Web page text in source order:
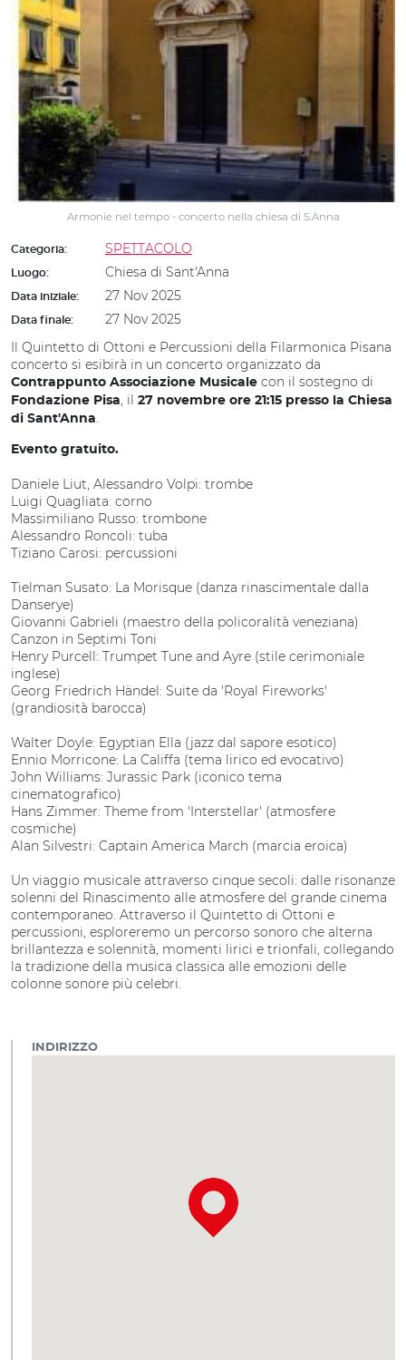
Armonie nel tempo - concerto nella chiesa di S.Anna
Categoria: SPETTACOLO
Luogo: Chiesa di Sant'Anna
Data iniziale: 27 Nov 2025
Data finale:
27 Nov 2025
Il Quintetto di Ottoni e Percussioni della Filarmonica Pisana
concerto si esibirà in un concerto organizzato da
Contrappunto Associazione Musicale con il sostegno di
Fondazione Pisa, il 27 novembre ore 21:15 presso la Chiesa
di Sant'Anna.
Evento gratuito.
Daniele Liut, Alessandro Volpi: trombe
Luigi Quagliata: corno
Massimiliano Russo: trombone
Alessandro Roncoli: tuba
Tiziano Carosi: percussioni
Tielman Susato: La Morisque (danza rinascimentale dalla
Danserye)
Giovanni Gabrieli (maestro della policoralità veneziana)
Canzon in Septimi Toni
Henry Purcell: Trumpet Tune and Ayre (stile cerimoniale
inglese)
Georg Friedrich Händel: Suite da 'Royal Fireworks'
(grandiosità barocca)
Walter Doyle: Egyptian Ella (jazz dal sapore esotico)
Ennio Morricone: La Califfa (tema lirico ed evocativo)
John Williams: Jurassic Park (iconico tema
cinematografico)
Hans Zimmer: Theme from 'Interstellar' (atmosfere
cosmiche)
Alan Silvestri: Captain America March (marcia eroica)
Un viaggio musicale attraverso cinque secoli: dalle risonanze
solenni del Rinascimento alle atmosfere del grande cinema
contemporaneo. Attraverso il Quintetto di Ottoni e
percussioni, esploreremo un percorso sonoro che alterna
brillantezza e solennità, momenti lirici e trionfali, collegando
la tradizione della musica classica alle emozioni delle
colonne sonore più celebri.
INDIRIZZO